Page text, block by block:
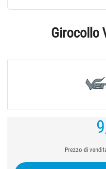
Girocollo
9
Prezzo di